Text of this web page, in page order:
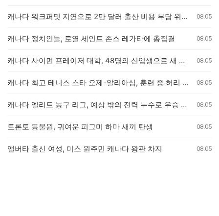
캐나다 워크퍼밋 지연으로 2만 달러 출산 비용 부담 위기 퀘벡 커플 08.05
캐나다 정치인들, 로열 세인트 존스 레가타에 총집결 08.05
캐나다 사이먼 프레이저 대학, 48명의 신입생으로 새 의과대학 개교 08.05
캐나다 최고 테니스 스타 오제-알리아심, 훈련 중 허리 부상으로 내셔널 오픈 기권 08.05
캐나다 엘리트 농구 리그, 예상 밖의 전력 누수로 우승 경쟁 판도 변화 08.05
토론토 동물원, 귀여운 피그미 하마 새끼 탄생 08.05
앨버타 출신 여성, 미스 원주민 캐나다 왕관 차지 08.05